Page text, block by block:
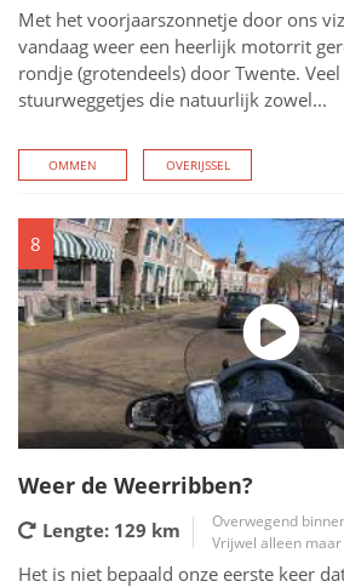
Met het voorjaarszonnetje door ons
vandaag weer een heerlijk motorrit
rondje (grotendeels) door Twente.
stuurweggetjes die natuurlijk zowel...
OMMEN OVERIJSSEL
8
Weer de Weerribben?
Lengte: 129 km
Overwegend
Vrijwel alleen
Het is niet bepaald onze eerste keer